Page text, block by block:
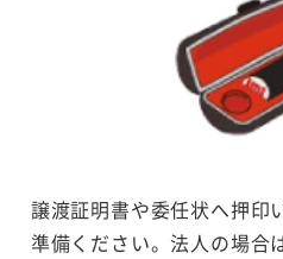
譲渡証明書や委任状へ押印
準備ください。法人の場合